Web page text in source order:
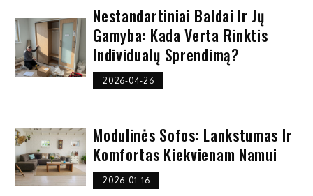
Nestandartiniai Baldai Ir Jų
Gamyba: Kada Verta Rinktis
Individualų Sprendimą?
2026-04-26
Modulinės Sofos: Lankstumas Ir
Komfortas Kiekvienam Namui
2026-01-16